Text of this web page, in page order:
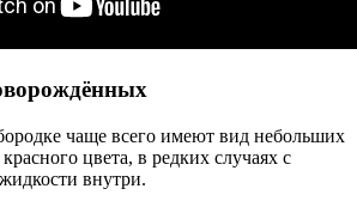
чаще всего имеют вид небольших
цвета, в редких случаях с
внутри.